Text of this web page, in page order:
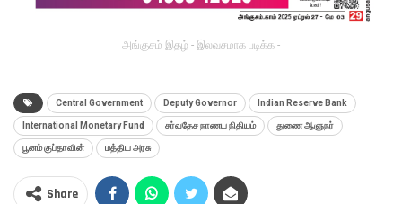
அங்குசம் இதழ் - இலவசமாக படிக்க -
Central Government Deputy Governor Indian Reserve Bank
International Monetary Fund சர்வதேச நாணய நிதியம் துணை ஆளுநர்
பூனம் குப்தாவின் மத்திய அரசு
Share